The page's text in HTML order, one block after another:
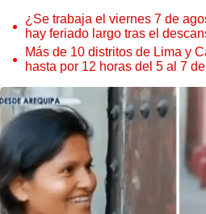
¿Se trabaja el viernes 7 de
hay feriado largo tras el
Más de 10 distritos de Lima y
hasta por 12 horas del 5 al 7